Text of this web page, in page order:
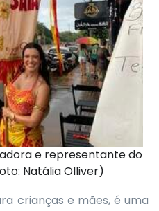
e representante do
Natália Olliver)
crianças e mães, é uma